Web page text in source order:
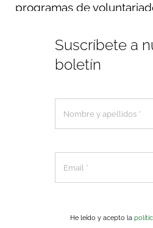
programas de
Suscríbete a
boletín
He leído y acepto la